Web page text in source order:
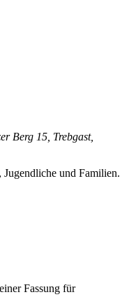
Berg 15, Trebgast,
und Familien.
Fassung für